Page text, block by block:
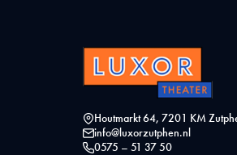
Houtmarkt 64, 7201 KM
info@luxorzutphen.nl
0575 – 51 37 50